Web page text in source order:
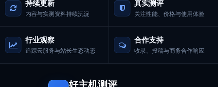
持续更新
内容与实测资料持续沉淀
真实测评
关注性能、价格与使用体验
行业观察
追踪云服务与站长生态动态
合作支持
收录、投稿与商务合作响应